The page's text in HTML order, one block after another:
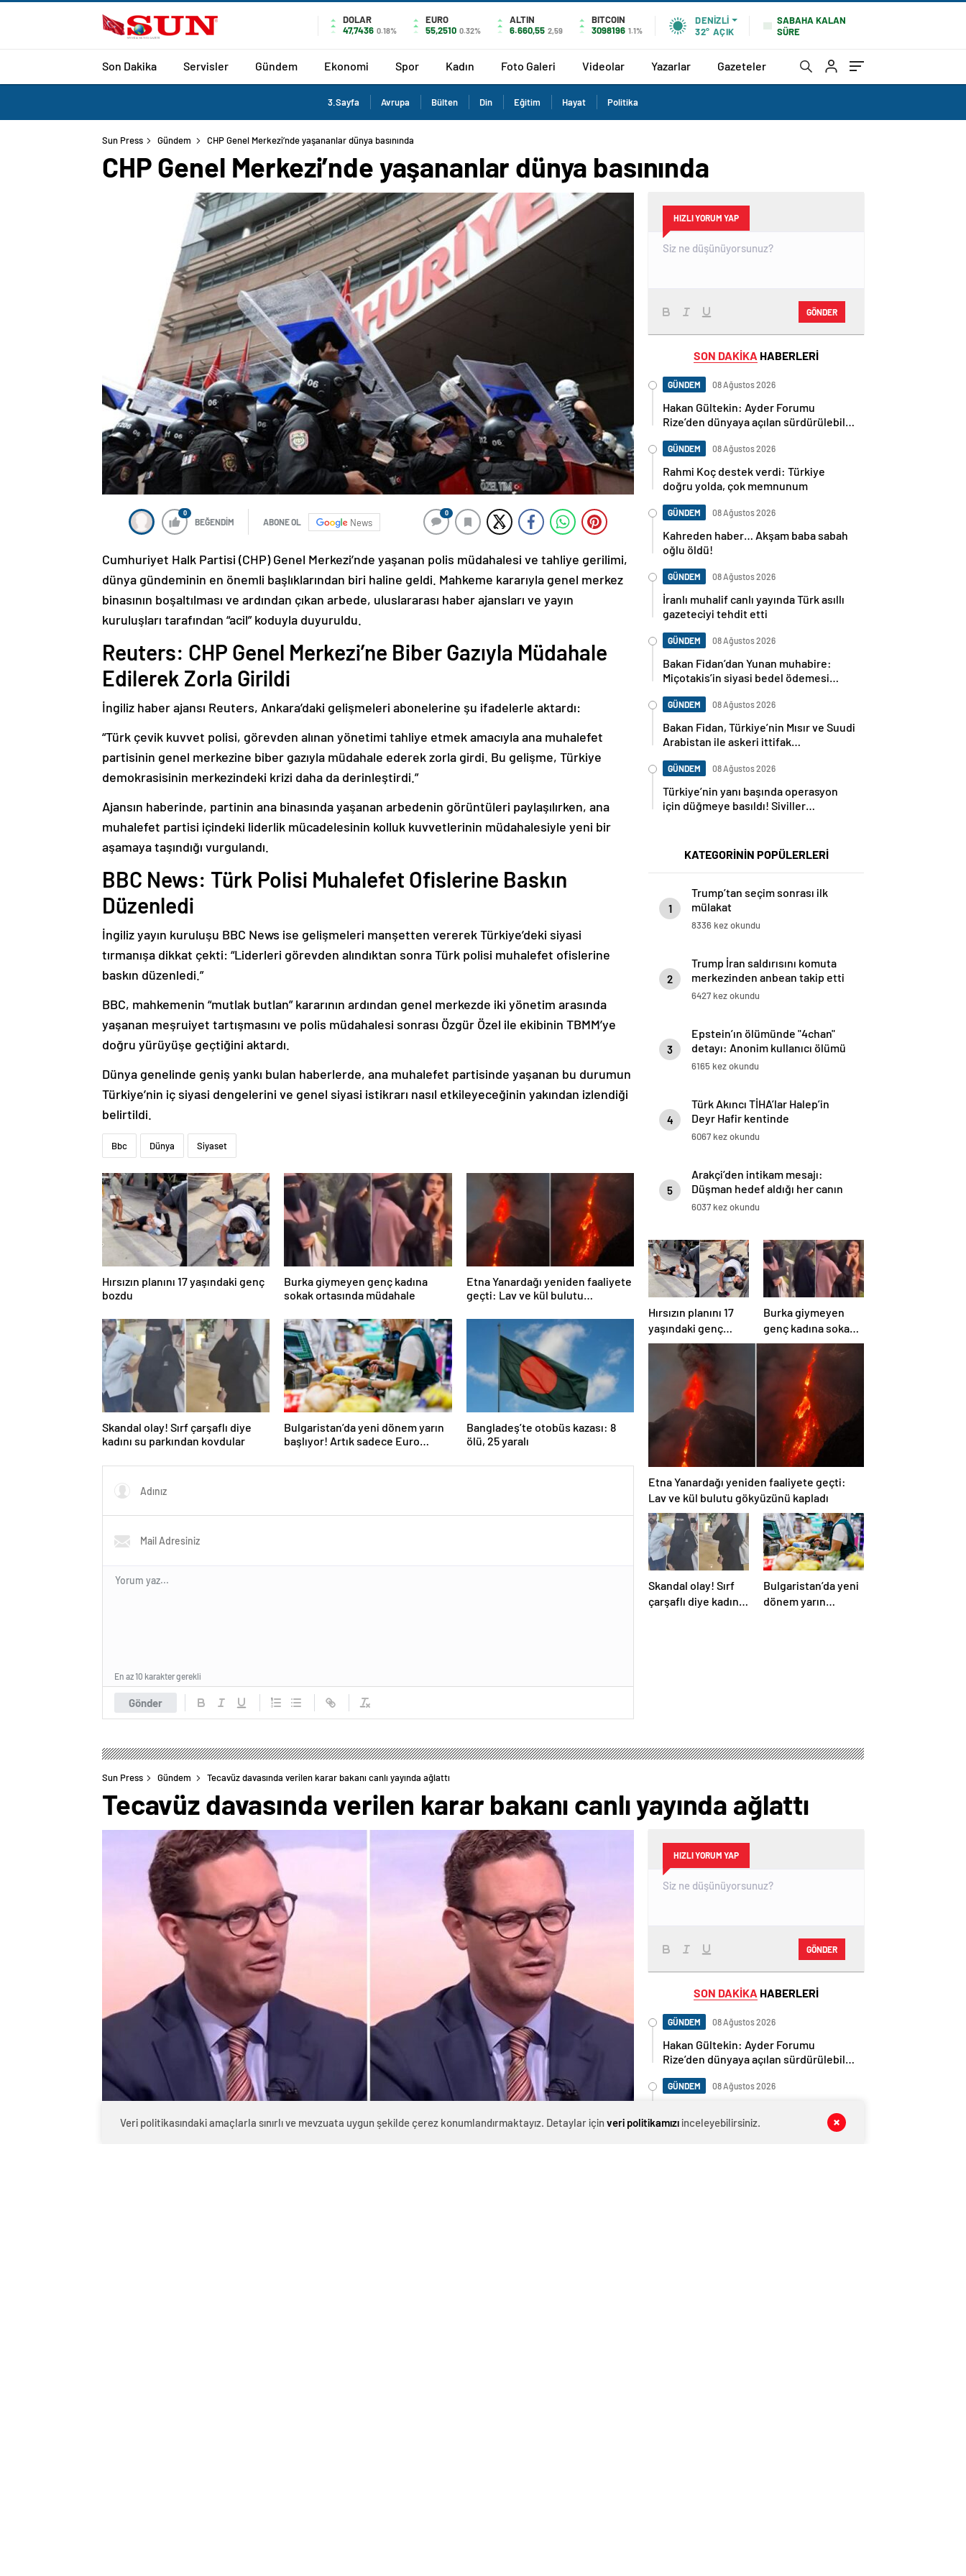
DOLAR
47,7436 0.18%
EURO
55,2510 0.32%
ALTIN
6.660,55 2,59
BITCOIN
3098196 1.1%
DENIZLI
32° AÇIK
SABAHA KALAN
SÜRE
Son Dakika Servisler Gündem Ekonomi Spor Kadın Foto Galeri Videolar Yazarlar Gazeteler
3.Sayfa Avrupa Bülten Din Eğitim Hayat Politika
Sun Press Gündem CHP Genel Merkezi’nde yaşananlar dünya basınında
CHP Genel Merkezi’nde yaşananlar dünya basınında
0
BEĞENDİM ABONE OL News
0
Cumhuriyet Halk Partisi (CHP) Genel Merkezi’nde yaşanan polis müdahalesi ve tahliye gerilimi,
dünya gündeminin en önemli başlıklarından biri haline geldi. Mahkeme kararıyla genel merkez
binasının boşaltılması ve ardından çıkan arbede, uluslararası haber ajansları ve yayın
kuruluşları tarafından “acil” koduyla duyuruldu.
Reuters: CHP Genel Merkezi’ne Biber Gazıyla Müdahale
Edilerek Zorla Girildi
İngiliz haber ajansı Reuters, Ankara’daki gelişmeleri abonelerine şu ifadelerle aktardı:
“Türk çevik kuvvet polisi, görevden alınan yönetimi tahliye etmek amacıyla ana muhalefet
partisinin genel merkezine biber gazıyla müdahale ederek zorla girdi. Bu gelişme, Türkiye
demokrasisinin merkezindeki krizi daha da derinleştirdi.”
Ajansın haberinde, partinin ana binasında yaşanan arbedenin görüntüleri paylaşılırken, ana
muhalefet partisi içindeki liderlik mücadelesinin kolluk kuvvetlerinin müdahalesiyle yeni bir
aşamaya taşındığı vurgulandı.
BBC News: Türk Polisi Muhalefet Ofislerine Baskın
Düzenledi
İngiliz yayın kuruluşu BBC News ise gelişmeleri manşetten vererek Türkiye’deki siyasi
tırmanışa dikkat çekti: “Liderleri görevden alındıktan sonra Türk polisi muhalefet ofislerine
baskın düzenledi.”
BBC, mahkemenin “mutlak butlan” kararının ardından genel merkezde iki yönetim arasında
yaşanan meşruiyet tartışmasını ve polis müdahalesi sonrası Özgür Özel ile ekibinin TBMM’ye
doğru yürüyüşe geçtiğini aktardı.
Dünya genelinde geniş yankı bulan haberlerde, ana muhalefet partisinde yaşanan bu durumun
Türkiye’nin iç siyasi dengelerini ve genel siyasi istikrarı nasıl etkileyeceğinin yakından izlendiği
belirtildi.
Bbc Dünya Siyaset
Hırsızın planını 17 yaşındaki genç
bozdu
Burka giymeyen genç kadına
sokak ortasında müdahale
Etna Yanardağı yeniden faaliyete
geçti: Lav ve kül bulutu
Skandal olay! Sırf çarşaflı diye
kadını su parkından kovdular
Bulgaristan’da yeni dönem yarın
başlıyor! Artık sadece Euro
Bangladeş’te otobüs kazası: 8
ölü, 25 yaralı
Gönder
En az 10 karakter gerekli
HIZLI YORUM YAP
GÖNDER
SON DAKİKA HABERLERİ
GÜNDEM 08 Ağustos 2026
Hakan Gültekin: Ayder Forumu
Rize’den dünyaya açılan sürdürülebilir
GÜNDEM 08 Ağustos 2026
Rahmi Koç destek verdi: Türkiye
doğru yolda, çok memnunum
GÜNDEM 08 Ağustos 2026
Kahreden haber… Akşam baba sabah
oğlu öldü!
GÜNDEM 08 Ağustos 2026
İranlı muhalif canlı yayında Türk asıllı
gazeteciyi tehdit etti
GÜNDEM 08 Ağustos 2026
Bakan Fidan’dan Yunan muhabire:
Miçotakis’in siyasi bedel ödemesi
GÜNDEM 08 Ağustos 2026
Bakan Fidan, Türkiye’nin Mısır ve Suudi
Arabistan ile askeri ittifak
GÜNDEM 08 Ağustos 2026
Türkiye’nin yanı başında operasyon
için düğmeye basıldı! Siviller
KATEGORİNİN POPÜLERLERİ
1
Trump’tan seçim sonrası ilk
mülakat
8336 kez okundu
2
Trump İran saldırısını komuta
merkezinden anbean takip etti
6427 kez okundu
3
Epstein’ın ölümünde "4chan"
detayı: Anonim kullanıcı ölümü
yarım saat önce duyurmuş
6165 kez okundu
4
Türk Akıncı TİHA’lar Halep’in
Deyr Hafir kentinde
6067 kez okundu
5
Arakçi’den intikam mesajı:
Düşman hedef aldığı her canın
bedelini ödeyecek
6037 kez okundu
Hırsızın planını 17
yaşındaki genç
bozdu
Burka giymeyen
genç kadına sokak
ortasında müdahale
Etna Yanardağı yeniden faaliyete geçti:
Lav ve kül bulutu gökyüzünü kapladı
Skandal olay! Sırf
çarşaflı diye kadını
Bulgaristan’da yeni
dönem yarın
Sun Press Gündem Tecavüz davasında verilen karar bakanı canlı yayında ağlattı
Tecavüz davasında verilen karar bakanı canlı yayında ağlattı
HIZLI YORUM YAP
GÖNDER
SON DAKİKA HABERLERİ
GÜNDEM 08 Ağustos 2026
Hakan Gültekin: Ayder Forumu
Rize’den dünyaya açılan sürdürülebilir
GÜNDEM 08 Ağustos 2026
doğru yolda, çok memnunum
Veri politikasındaki amaçlarla sınırlı ve mevzuata uygun şekilde çerez konumlandırmaktayız. Detaylar için veri politikamızıinceleyebilirsiniz.